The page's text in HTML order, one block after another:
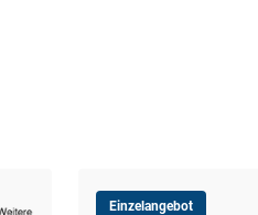
Einzelangebot